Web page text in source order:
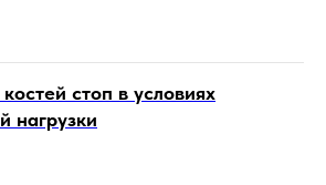
стоп в условиях
нагрузки